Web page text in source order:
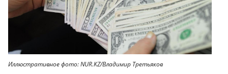
Иллюстративное фото: NUR.KZ/Владимир Третьяков